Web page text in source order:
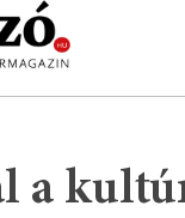
a